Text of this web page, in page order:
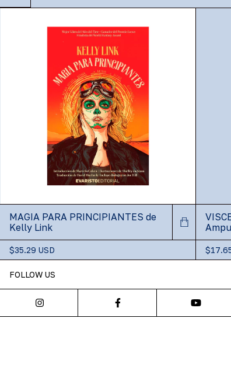
MAGIA PARA PRINCIPIANTES de
Kelly Link
$35.29 USD
FOLLOW US